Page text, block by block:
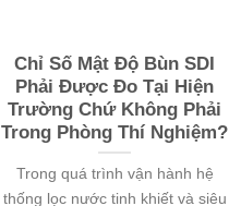
Chỉ Số Mật Độ Bùn SDI
Phải Được Đo Tại Hiện
Trường Chứ Không Phải
Trong Phòng Thí Nghiệm?
Trong quá trình vận hành hệ
thống lọc nước tinh khiết và siêu